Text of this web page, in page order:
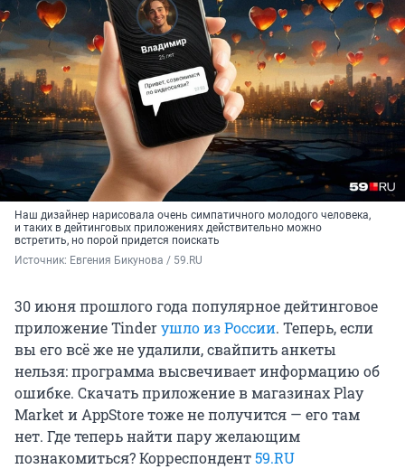
Наш дизайнер нарисовала очень симпатичного молодого человека,
и таких в дейтинговых приложениях действительно можно
встретить, но порой придется поискать
Источник: Евгения Бикунова / 59.RU
30 июня прошлого года популярное дейтинговое
приложение Tinderушло из России. Теперь, если
вы его всё же не удалили, свайпить анкеты
нельзя: программа высвечивает информацию об
ошибке. Скачать приложение в магазинах Play
Market и AppStore тоже не получится — его там
нет. Где теперь найти пару желающим
познакомиться? Корреспондент59.RU